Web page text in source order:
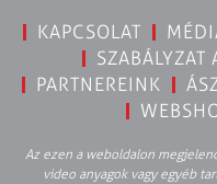
KAPCSOLAT
SZABÁLYZAT
PARTNEREINK
Az ezen a weboldalon
video anyagok vagy egyéb